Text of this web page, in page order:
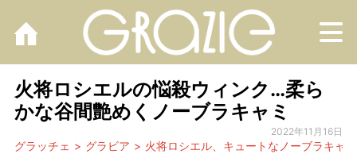
火将ロシエルの悩殺ウィンク…柔ら
かな谷間艶めくノーブラキャミ
2022年11月16日
グラッチェ グラビア 火将ロシエル、キュートなノーブラキャミ